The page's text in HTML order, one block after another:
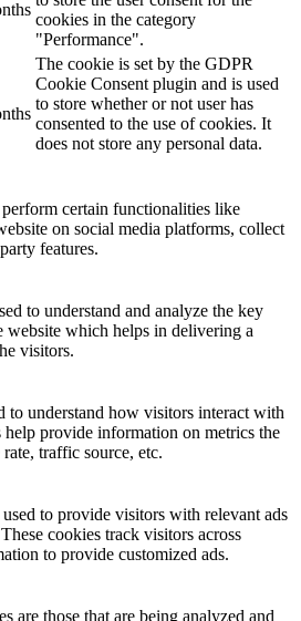
cookies in the category
"Performance".
The cookie is set by the GDPR
Cookie Consent plugin and is used
to store whether or not user has
consented to the use of cookies. It
does not store any personal data.
certain functionalities like
on social media platforms, collect
features.
to understand and analyze the key
website which helps in delivering a
visitors.
to understand how visitors interact with
help provide information on metrics the
traffic source, etc.
to provide visitors with relevant ads
cookies track visitors across
to provide customized ads.
are those that are being analyzed and